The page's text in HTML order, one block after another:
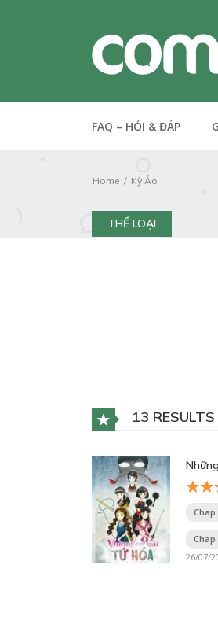
FAQ – HỎI & ĐÁP
Home Kỳ Ảo
THỂ LOẠI
13 RESULTS
Chap
26/07/